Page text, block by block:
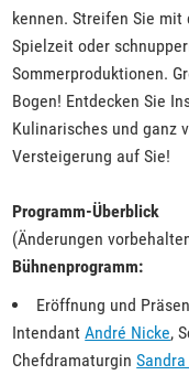
kennen. Streifen Sie
Spielzeit oder
Sommerproduktionen.
Bogen! Entdecken Sie
Kulinarisches und ganz
Versteigerung auf Sie!
Programm-Überblick
(Änderungen
Bühnenprogramm:
Eröffnung und
IntendantAndré Nicke,
Chefdramaturgin